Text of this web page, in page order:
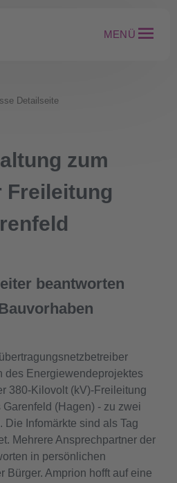
MENÜ
Detailseite
zum
Freileitung
beantworten
des Energiewendeprojektes
380-Kilovolt (kV)-Freileitung
(Hagen) - zu zwei
Die Infomärkte sind als Tag
Mehrere Ansprechpartner der
in persönlichen
Bürger. Amprion hofft auf eine